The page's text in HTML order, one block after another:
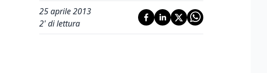
25 aprile 2013
2' di lettura